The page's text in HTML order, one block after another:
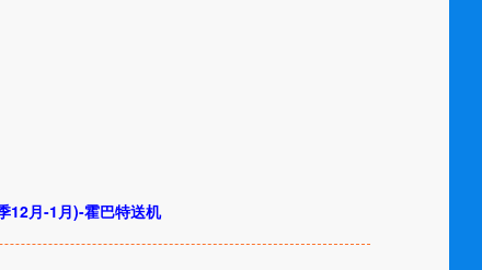
12月-1 月)-霍巴特送机